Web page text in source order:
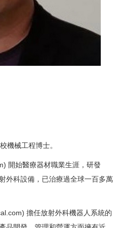
機械工程博士。
開始醫療器材職業生涯，研發
外科設備，已治療過全球一百多萬
擔任放射外科機器人系統的